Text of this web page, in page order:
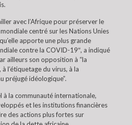
avec l’Afrique pour préserver le
centré sur les Nations Unies
apporte une plus grande
contre la COVID-19″, a indiqué
ailleurs son opposition à “la
l’étiquetage du virus, à la
préjugé idéologique”.
à la communauté internationale,
et les institutions financières
des actions plus fortes sur